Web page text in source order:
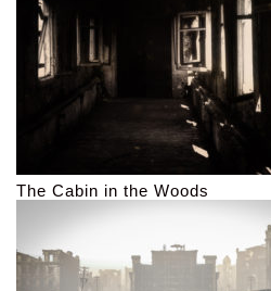
The Cabin in the Woods